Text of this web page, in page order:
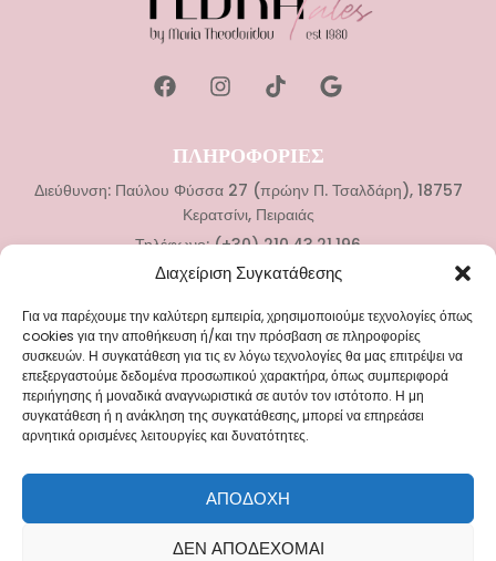
Διαχείριση Συγκατάθεσης
Για να παρέχουμε την καλύτερη εμπειρία, χρησιμοποιούμε τεχνολογίες όπως
cookies για την αποθήκευση ή/και την πρόσβαση σε πληροφορίες
συσκευών. Η συγκατάθεση για τις εν λόγω τεχνολογίες θα μας επιτρέψει να
επεξεργαστούμε δεδομένα προσωπικού χαρακτήρα, όπως συμπεριφορά
περιήγησης ή μοναδικά αναγνωριστικά σε αυτόν τον ιστότοπο. Η μη
συγκατάθεση ή η ανάκληση της συγκατάθεσης, μπορεί να επηρεάσει
αρνητικά ορισμένες λειτουργίες και δυνατότητες.
ΑΠΟΔΟΧΉ
ΔΕΝ ΑΠΟΔΈΧΟΜΑΙ
ΠΛΗΡΟΦΟΡΙΕΣ
Διεύθυνση: Παύλου Φύσσα 27 (πρώην Π. Τσαλδάρη), 18757
Κερατσίνι, Πειραιάς
Τηλέφωνο: (+30) 210.43.21.196
Νυφικά
Αξεσουάρ Γάμου
Βαπτιστικά Ρούχα
Αξεσουάρ Βάπτισης
Blog
Επικοινωνία